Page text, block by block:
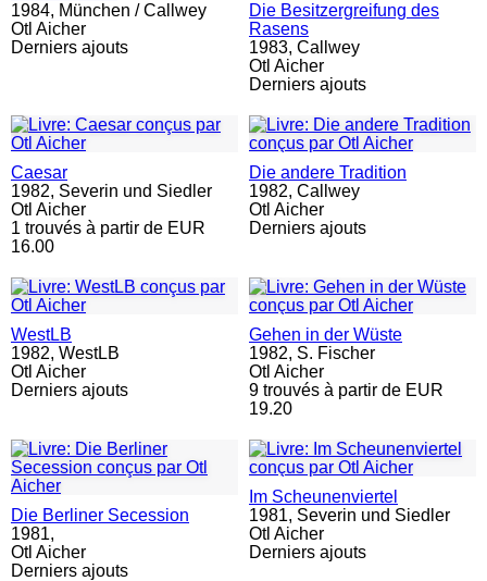
1984, München / Callwey
Otl Aicher
Derniers ajouts
Die Besitzergreifung des
Rasens
1983, Callwey
Otl Aicher
Derniers ajouts
Caesar
1982, Severin und Siedler
Otl Aicher
1 trouvés à partir de EUR
16.00
Die andere Tradition
1982, Callwey
Otl Aicher
Derniers ajouts
WestLB
1982, WestLB
Otl Aicher
Derniers ajouts
Gehen in der Wüste
1982, S. Fischer
Otl Aicher
9 trouvés à partir de EUR
19.20
Die Berliner Secession
1981,
Otl Aicher
Derniers ajouts
Im Scheunenviertel
1981, Severin und Siedler
Otl Aicher
Derniers ajouts